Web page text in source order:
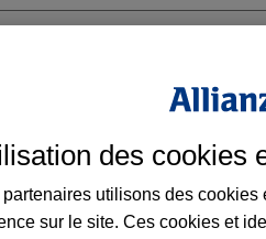
SAINT JEAN
des cookies
partenaires utilisons des
sur le site. Ces cookies et